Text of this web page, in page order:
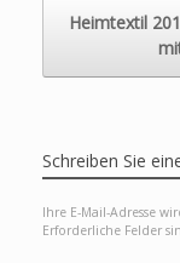
Heimtextil
Schreiben Sie
Ihre E-Mail-Adresse
Erforderliche Felder